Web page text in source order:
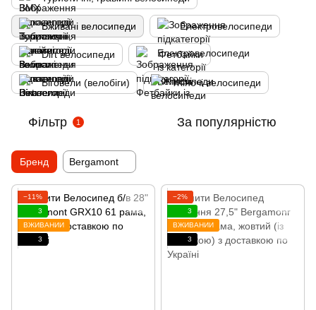
Вживані велосипеди Електровелосипеди
Dirt велосипеди Фетбайки
Біговели (велобіги) Жіночі велосипеди
Фільтр 1 За популярністю
Бренд Bergamont
−11%
3
ВЖИВАНИЙ
3
−2%
3
ВЖИВАНИЙ
3